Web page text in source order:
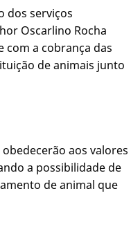
dos serviços
Oscarlino Rocha
com a cobrança das
de animais junto
aos valores
a possibilidade de
de animal que